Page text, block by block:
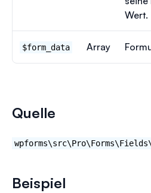
Wert.
$form_data Array
Quelle
Beispiel